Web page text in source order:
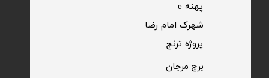
​پروژه ترنج
شهرک امام رضا
پهنه e
برج مرجان